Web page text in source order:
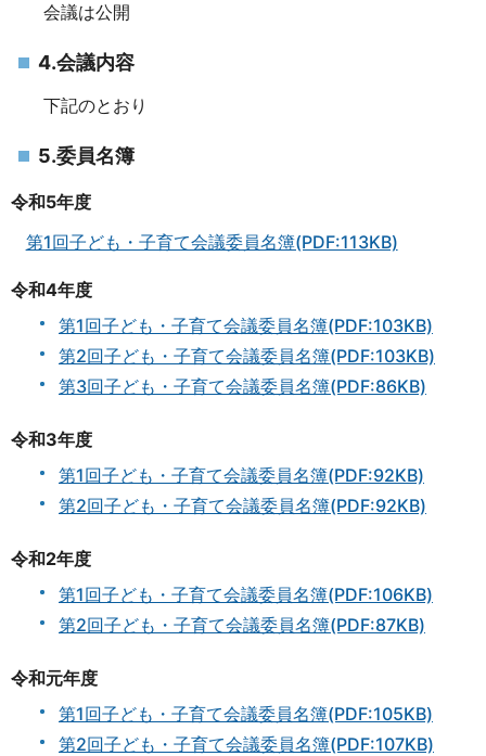
会議は公開
4.会議内容
下記のとおり
5.委員名簿
令和5年度
第1回子ども・子育て会議委員名簿(PDF:113KB)
令和4年度
第1回子ども・子育て会議委員名簿(PDF:103KB)
第2回子ども・子育て会議委員名簿(PDF:103KB)
第3回子ども・子育て会議委員名簿(PDF:86KB)
令和3年度
第1回子ども・子育て会議委員名簿(PDF:92KB)
第2回子ども・子育て会議委員名簿(PDF:92KB)
令和2年度
第1回子ども・子育て会議委員名簿(PDF:106KB)
第2回子ども・子育て会議委員名簿(PDF:87KB)
令和元年度
第1回子ども・子育て会議委員名簿(PDF:105KB)
第2回子ども・子育て会議委員名簿(PDF:107KB)